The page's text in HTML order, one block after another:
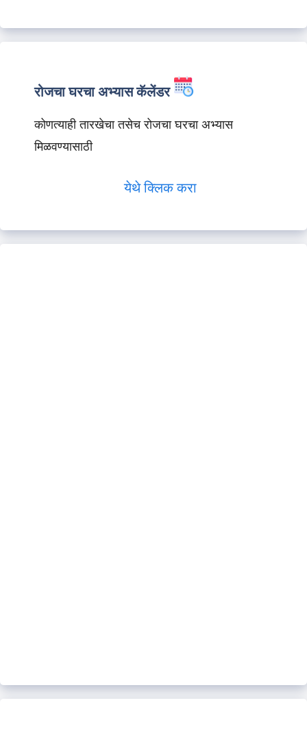
रोजचा घरचा अभ्यास कॅलेंडर
कोणत्याही तारखेचा तसेच रोजचा घरचा अभ्यास
मिळवण्यासाठी
येथे क्लिक करा